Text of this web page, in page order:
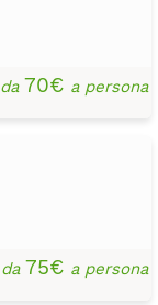
da70€ a persona
da75€ a persona